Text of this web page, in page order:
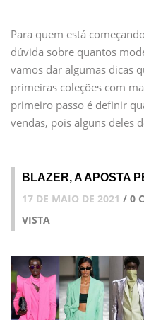
Para quem está
dúvida sobre quantos
vamos dar algumas dicas
primeiras coleções com
primeiro passo é definir
vendas, pois alguns deles
BLAZER, A APOSTA
17 DE MAIO DE 2021 / 0
VISTA